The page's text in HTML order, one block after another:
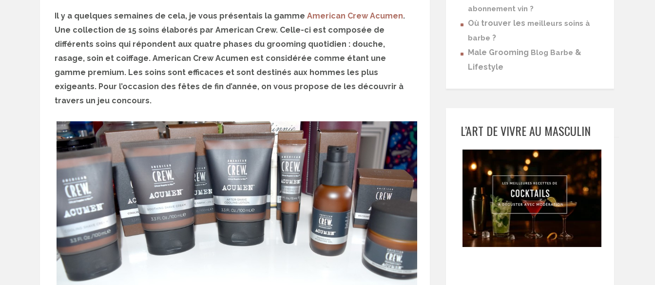
Il y a quelques semaines de cela, je vous présentais la gamme American Crew Acumen.
Une collection de 15 soins élaborés par American Crew. Celle-ci est composée de
différents soins qui répondent aux quatre phases du grooming quotidien : douche,
rasage, soin et coiffage. American Crew Acumen est considérée comme étant une
gamme premium. Les soins sont efficaces et sont destinés aux hommes les plus
exigeants. Pour l’occasion des fêtes de fin d’année, on vous propose de les découvrir à
travers un jeu concours.
abonnement vin ?
Où trouver les meilleurs soins à
barbe ?
Male Grooming Blog Barbe &
Lifestyle
L’ART DE VIVRE AU MASCULIN